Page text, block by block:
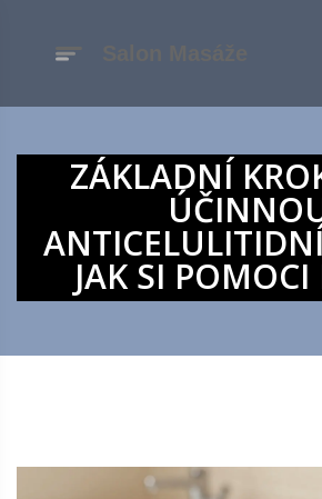
ZÁKLADNÍ
JAK SI